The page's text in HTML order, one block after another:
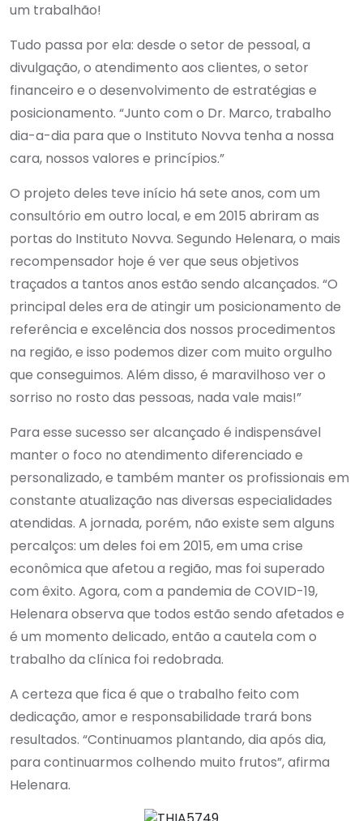
um trabalhão!
Tudo passa por ela: desde o setor de pessoal, a
divulgação, o atendimento aos clientes, o setor
financeiro e o desenvolvimento de estratégias e
posicionamento. “Junto com o Dr. Marco, trabalho
dia-a-dia para que o Instituto Novva tenha a nossa
cara, nossos valores e princípios.”
O projeto deles teve início há sete anos, com um
consultório em outro local, e em 2015 abriram as
portas do Instituto Novva. Segundo Helenara, o mais
recompensador hoje é ver que seus objetivos
traçados a tantos anos estão sendo alcançados. “O
principal deles era de atingir um posicionamento de
referência e excelência dos nossos procedimentos
na região, e isso podemos dizer com muito orgulho
que conseguimos. Além disso, é maravilhoso ver o
sorriso no rosto das pessoas, nada vale mais!”
Para esse sucesso ser alcançado é indispensável
manter o foco no atendimento diferenciado e
personalizado, e também manter os profissionais em
constante atualização nas diversas especialidades
atendidas. A jornada, porém, não existe sem alguns
percalços: um deles foi em 2015, em uma crise
econômica que afetou a região, mas foi superado
com êxito. Agora, com a pandemia de COVID-19,
Helenara observa que todos estão sendo afetados e
é um momento delicado, então a cautela com o
trabalho da clínica foi redobrada.
A certeza que fica é que o trabalho feito com
dedicação, amor e responsabilidade trará bons
resultados. “Continuamos plantando, dia após dia,
para continuarmos colhendo muito frutos”, afirma
Helenara.